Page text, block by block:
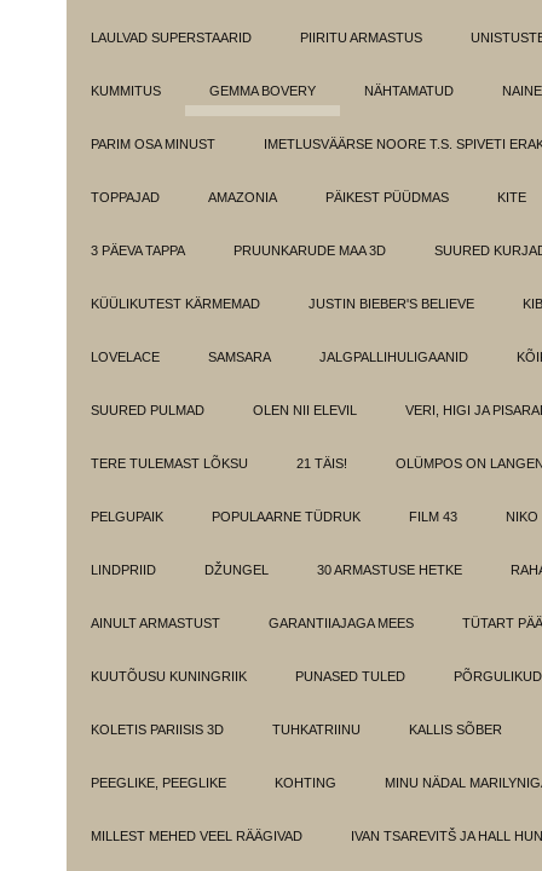
LAULVAD SUPERSTAARID PIIRITU ARMASTUS
KUMMITUS GEMMA BOVERY NÄHTAMATUD
PARIM OSA MINUST IMETLUSVÄÄRSE NOORE T.S. SPIVETI
TOPPAJAD AMAZONIA PÄIKEST PÜÜDMAS KITE
3 PÄEVA TAPPA PRUUNKARUDE MAA 3D SUURED
KÜÜLIKUTEST KÄRMEMAD JUSTIN BIEBER'S BELIEVE
LOVELACE SAMSARA JALGPALLIHULIGAANID
SUURED PULMAD OLEN NII ELEVIL VERI, HIGI JA
TERE TULEMAST LÕKSU 21 TÄIS! OLÜMPOS ON
PELGUPAIK POPULAARNE TÜDRUK FILM 43 NIKO
LINDPRIID DŽUNGEL 30 ARMASTUSE HETKE
AINULT ARMASTUST GARANTIIAJAGA MEES TÜTART
KUUTÕUSU KUNINGRIIK PUNASED TULED
KOLETIS PARIISIS 3D TUHKATRIINU KALLIS SÕBER
PEEGLIKE, PEEGLIKE KOHTING MINU NÄDAL
MILLEST MEHED VEEL RÄÄGIVAD IVAN TSAREVITŠ JA HALL